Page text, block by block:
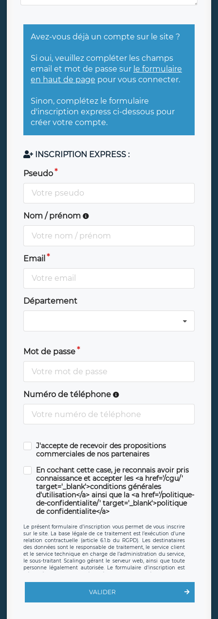
Avez-vous déjà un compte sur le site ?
Si oui, veuillez compléter les champs
email et mot de passe sur le formulaire
en haut de page pour vous connecter.
Sinon, complétez le formulaire
d'inscription express ci-dessous pour
créer votre compte.
INSCRIPTION EXPRESS :
Pseudo
Nom / prénom
Email
Département
Mot de passe
Numéro de téléphone
J'accepte de recevoir des propositions
commerciales de nos partenaires
En cochant cette case, je reconnais avoir pris
connaissance et accepter les <a href='/cgu/'
target='_blank'>conditions générales
d'utilisation</a> ainsi que la <a href='/politique-
de-confidentialite/' target='_blank'>politique
de confidentialite</a>
Le présent formulaire d’inscription vous permet de vous inscrire
sur le site. La base légale de ce traitement est l’exécution d’une
relation contractuelle (article 6.1.b du RGPD). Les destinataires
des données sont le responsable de traitement, le service client
et le service technique en charge de l’administration du service,
le sous-traitant Scalingo gérant le serveur web, ainsi que toute
personne légalement autorisée. Le formulaire d’inscription est
offrant desclauses de protection conformes au RGPD. Les
en sollicite la suppression, étant entendu que vous pouvez
demander la suppression de vos données et retirer votre
VALIDER